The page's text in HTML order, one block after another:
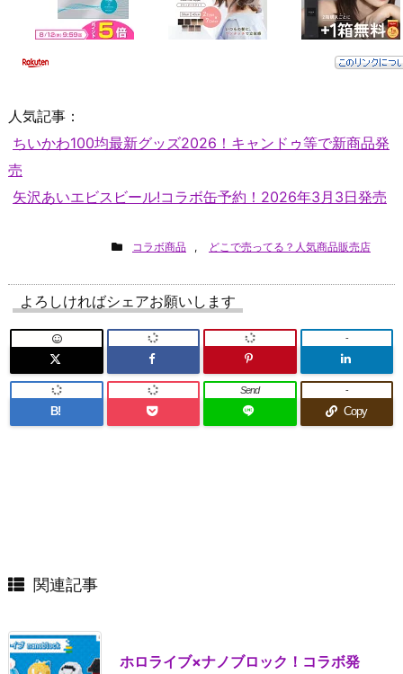
人気記事：
ちいかわ100均最新グッズ2026！キャンドゥ等で新商品発
売
矢沢あいエビスビール!コラボ缶予約！2026年3月3日発売
コラボ商品 , どこで売ってる？人気商品販売店
よろしければシェアお願いします
-
B!
Send
Copy
-
関連記事
ホロライブ×ナノブロック！コラボ発